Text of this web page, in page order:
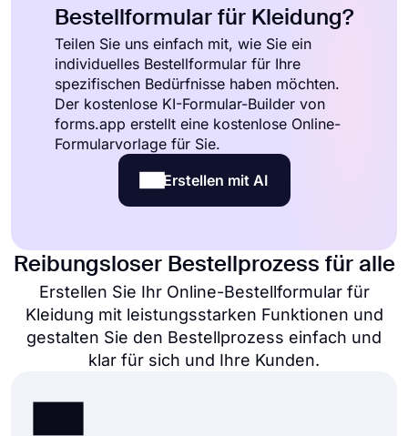
Bestellformular für Kleidung?
Teilen Sie uns einfach mit, wie Sie ein
individuelles Bestellformular für Ihre
spezifischen Bedürfnisse haben möchten.
Der kostenlose KI-Formular-Builder von
forms.app erstellt eine kostenlose Online-
Formularvorlage für Sie.
Erstellen mit AI
Reibungsloser Bestellprozess für alle
Erstellen Sie Ihr Online-Bestellformular für
Kleidung mit leistungsstarken Funktionen und
gestalten Sie den Bestellprozess einfach und
klar für sich und Ihre Kunden.